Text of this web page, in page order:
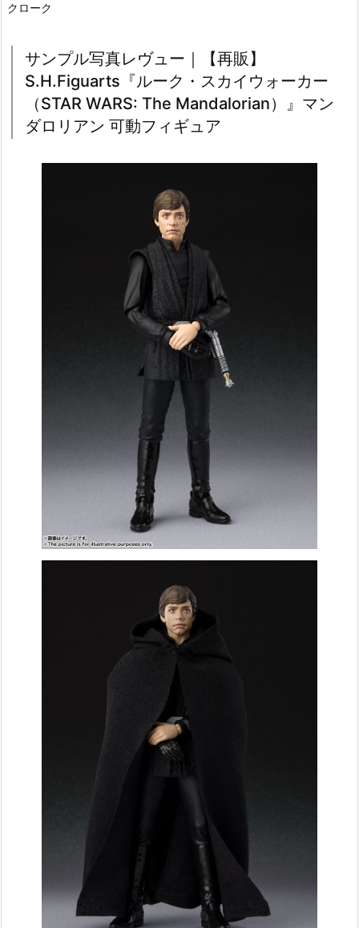
クローク
サンプル写真レヴュー｜【再販】
S.H.Figuarts『ルーク・スカイウォーカー
（STAR WARS: The Mandalorian）』マン
ダロリアン 可動フィギュア